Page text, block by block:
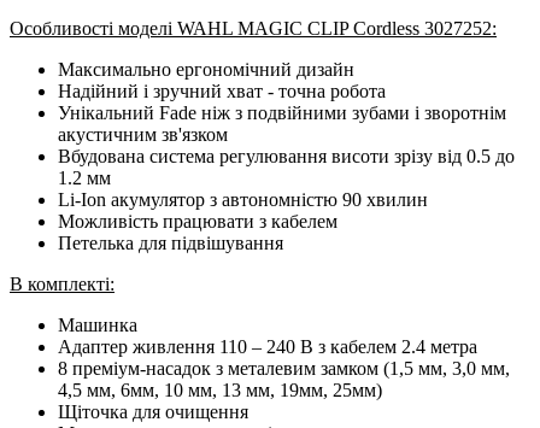
Особливості моделі WAHL MAGIC CLIP Cordless 3027252:
Максимально ергономічний дизайн
Надійний і зручний хват - точна робота
Унікальний Fade ніж з подвійними зубами і зворотнім
акустичним зв'язком
Вбудована система регулювання висоти зрізу від 0.5 до
1.2 мм
Li-Ion акумулятор з автономністю 90 хвилин
Можливість працювати з кабелем
Петелька для підвішування
В комплекті:
Машинка
Адаптер живлення 110 – 240 В з кабелем 2.4 метра
8 преміум-насадок з металевим замком (1,5 мм, 3,0 мм,
4,5 мм, 6мм, 10 мм, 13 мм, 19мм, 25мм)
Щіточка для очищення